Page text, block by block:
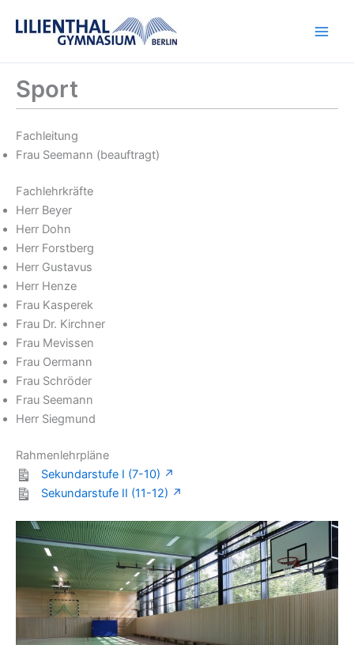
Inhalt
Sport
Fachleitung
Frau Seemann (beauftragt)
Fachlehrkräfte
Herr Beyer
Herr Dohn
Herr Forstberg
Herr Gustavus
Herr Henze
Frau Kasperek
Frau Dr. Kirchner
Frau Mevissen
Frau Oermann
Frau Schröder
Frau Seemann
Herr Siegmund
Rahmenlehrpläne
Sekundarstufe I (7-10)
Sekundarstufe II (11-12)